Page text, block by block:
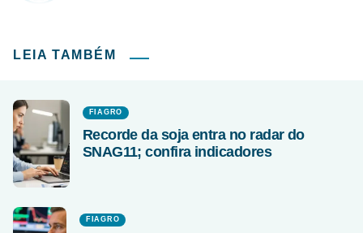
LEIA TAMBÉM
FIAGRO
Recorde da soja entra no radar do
SNAG11; confira indicadores
FIAGRO